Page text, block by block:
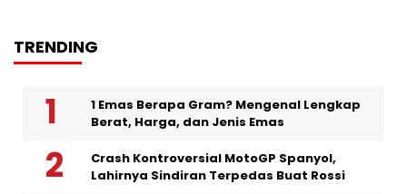
TRENDING
1 Emas Berapa Gram? Mengenal Lengkap
Berat, Harga, dan Jenis Emas
Crash Kontroversial MotoGP Spanyol,
Lahirnya Sindiran Terpedas Buat Rossi